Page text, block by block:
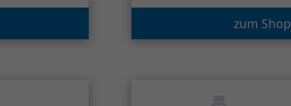
zum Shop